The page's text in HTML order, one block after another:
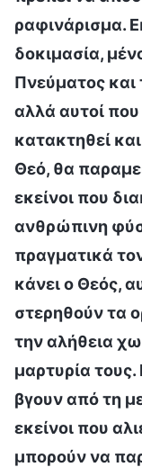
ραφινάρισμα.
δοκιμασία,
Πνεύματος
αλλά αυτοί
κατακτηθεί
Θεό, θα
εκείνοι που
ανθρώπινη
πραγματικά
κάνει ο Θεός,
στερηθούν τα
την αλήθεια
μαρτυρία τους.
βγουν από τη
εκείνοι που
μπορούν να